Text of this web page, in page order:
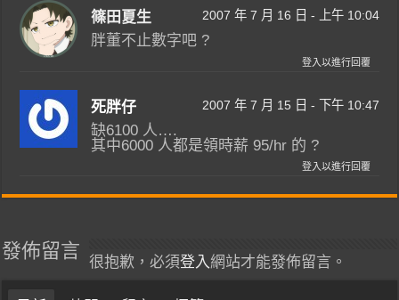
篠田夏生 2007 年 7 月 16 日 - 上午 10:04
胖董不止數字吧 ?
登入以進行回覆
死胖仔 2007 年 7 月 15 日 - 下午 10:47
缺6100 人….
其中6000 人都是領時薪 95/hr 的 ?
登入以進行回覆
發佈留言
很抱歉，必須登入網站才能發佈留言。